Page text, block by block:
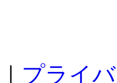
｜ プライ